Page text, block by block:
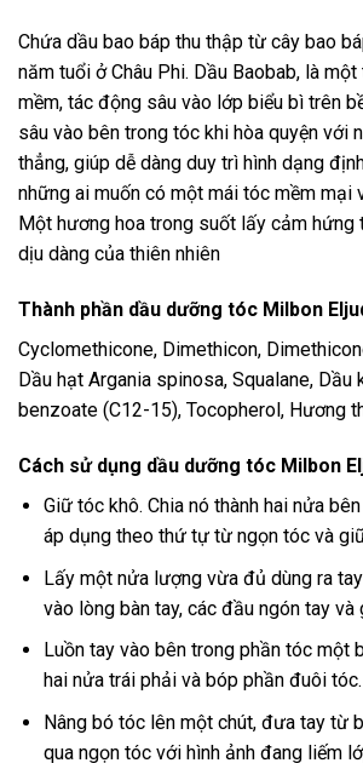
Chứa dầu bao báp thu thập từ cây bao
năm tuổi ở Châu Phi. Dầu Baobab, là một
mềm, tác động sâu vào lớp biểu bì trên
sâu vào bên trong tóc khi hòa quyện với
thẳng, giúp dễ dàng duy trì hình dạng
những ai muốn có một mái tóc mềm mại
Một hương hoa trong suốt lấy cảm
dịu dàng của thiên nhiên
Thành phần dầu dưỡng tóc Milbon
Cyclomethicone, Dimethicon,
Dầu hạt Argania spinosa, Squalane, Dầu
benzoate (C12-15), Tocopherol, Hương
Cách sử dụng dầu dưỡng tóc Milbon
Giữ tóc khô. Chia nó thành hai nửa
áp dụng theo thứ tự từ ngọn tóc và
Lấy một nửa lượng vừa đủ dùng ra
vào lòng bàn tay, các đầu ngón tay và
Luồn tay vào bên trong phần tóc một
hai nửa trái phải và bóp phần đuôi tóc.
Nâng bó tóc lên một chút, đưa tay từ
qua ngọn tóc với hình ảnh đang liếm